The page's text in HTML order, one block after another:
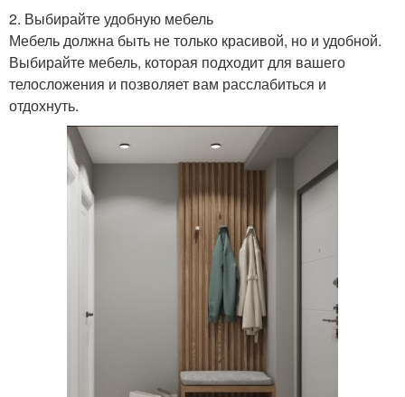
2. Выбирайте удобную мебель
Мебель должна быть не только красивой, но и удобной.
Выбирайте мебель, которая подходит для вашего
телосложения и позволяет вам расслабиться и
отдохнуть.